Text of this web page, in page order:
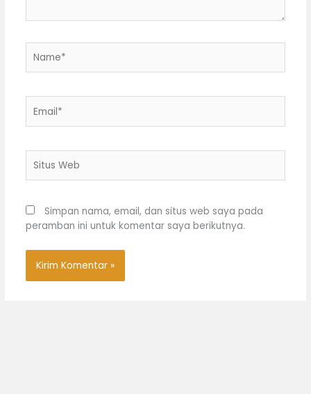
Web
Simpan nama, email, dan situs web saya pada
peramban ini untuk komentar saya berikutnya.